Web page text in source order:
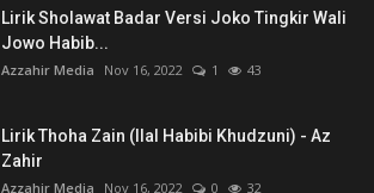
Lirik Sholawat Badar Versi Joko Tingkir Wali
Jowo Habib...
Azzahir Media Nov 16, 2022 1 43
Lirik Thoha Zain (Ilal Habibi Khudzuni) - Az
Zahir
Azzahir Media Nov 16, 2022 0 32